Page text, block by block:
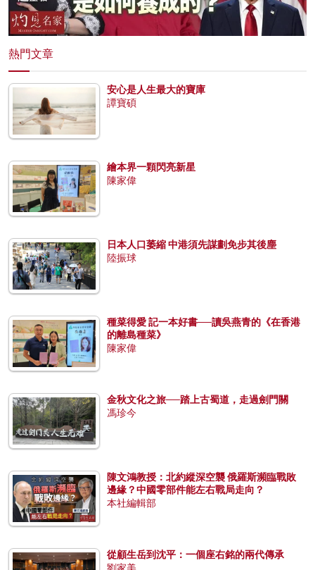
熱門文章
安心是人生最大的寶庫
譚寶碩
繪本界一顆閃亮新星
陳家偉
日本人口萎縮 中港須先謀劃免步其後塵
陸振球
種菜得愛 記一本好書──讀吳燕青的《在香港
的離島種菜》
陳家偉
金秋文化之旅──踏上古蜀道，走過劍門關
馮珍今
陳文鴻教授：北約縱深空襲 俄羅斯瀕臨戰敗
邊緣？中國零部件能左右戰局走向？
本社編輯部
從顧生岳到沈平：一個座右銘的兩代傳承